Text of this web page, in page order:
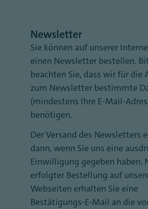
Newsletter
Sie können auf unserer
einen Newsletter bestellen.
beachten Sie, dass wir für die
zum Newsletter bestimmte
(mindestens Ihre E-Mail-
benötigen.
Der Versand des Newsletters
dann, wenn Sie uns eine
Einwilligung gegeben haben.
erfolgter Bestellung auf
Webseiten erhalten Sie eine
Bestätigungs-E-Mail an die